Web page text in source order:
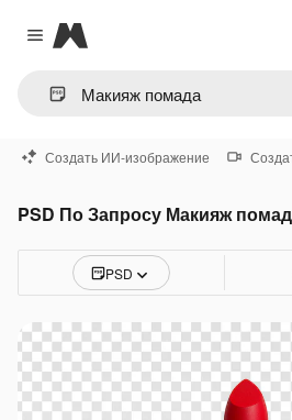
Close menu
Magnific
Создать ИИ-изображение
PSD По Запросу Макияж
PSD